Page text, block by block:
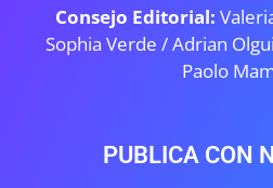
Consejo Editorial:
Sophia Verde /Adrian
Paolo
PUBLICA CON